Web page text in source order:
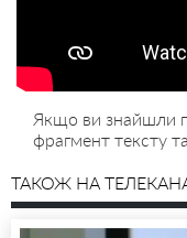
Якщо ви знайшли
фрагмент тексту
ТАКОЖ НА